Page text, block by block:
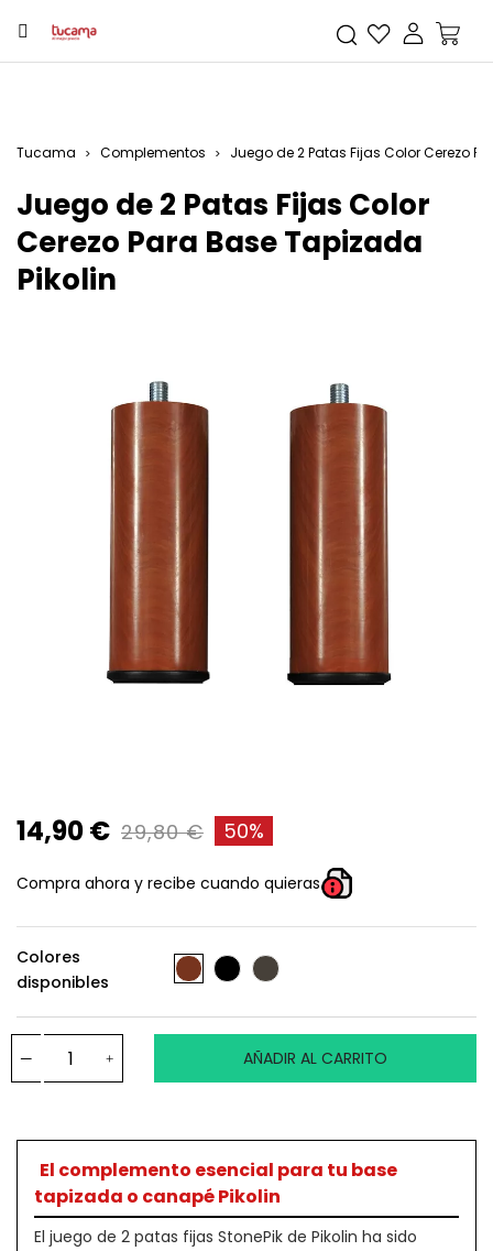
Tucama Complementos Juego de 2 Patas Fijas Color Cerezo
Juego de 2 Patas Fijas Color
Cerezo Para Base Tapizada
Pikolin
14,90 € 29,80 € 50%
Compra ahora y recibe cuando quieras
Colores
disponibles
AÑADIR AL CARRITO
El complemento esencial para tu base
tapizada o canapé Pikolin
El juego de 2 patas fijas StonePik de Pikolin ha sido